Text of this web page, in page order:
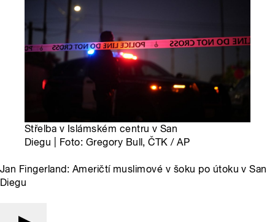
Střelba v Islámském centru v San
Diegu | Foto: Gregory Bull, ČTK / AP
Jan Fingerland: Američtí muslimové v šoku po útoku v San
Diegu